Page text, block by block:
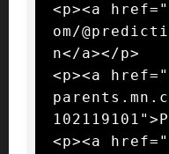
<p><a
om/
n</a></p>
<p><a
<p><a